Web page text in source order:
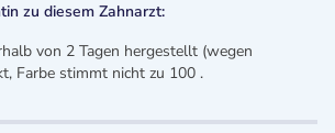
zu diesem Zahnarzt:
von 2 Tagen hergestellt (wegen
Farbe stimmt nicht zu 100 .